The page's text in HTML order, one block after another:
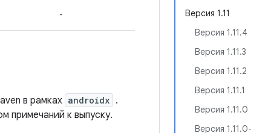
Версия 1.11
Версия 1.11.4
Версия 1.11.3
Версия 1.11.2
Версия 1.11.1
Версия 1.11.0
Версия 1.11.0-
-
в рамках androidx .
примечаний к выпуску.